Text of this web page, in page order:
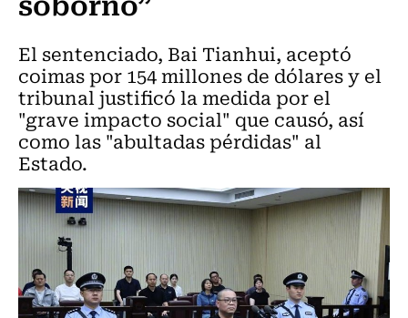
El sentenciado, Bai Tianhui, aceptó
coimas por 154 millones de dólares y el
tribunal justificó la medida por el
"grave impacto social" que causó, así
como las "abultadas pérdidas" al
Estado.